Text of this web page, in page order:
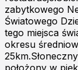
zabytkowego
Światowego
tego miejsca
okresu
położony w